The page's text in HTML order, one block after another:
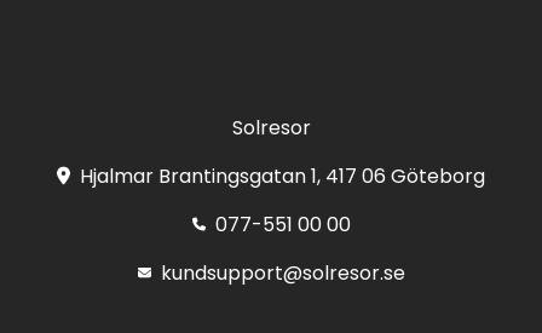
Solresor
Hjalmar Brantingsgatan 1, 417 06 Göteborg
077-551 00 00
kundsupport@solresor.se